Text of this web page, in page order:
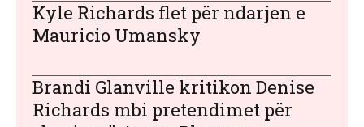
Kyle Richards flet për ndarjen e
Mauricio Umansky
Brandi Glanville kritikon Denise
Richards mbi pretendimet për